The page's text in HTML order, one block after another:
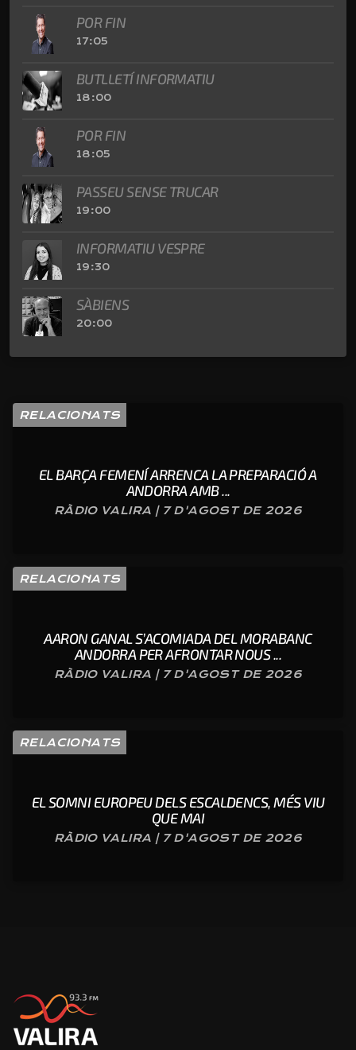
POR FIN
17:05
BUTLLETÍ INFORMATIU
18:00
POR FIN
18:05
PASSEU SENSE TRUCAR
19:00
INFORMATIU VESPRE
19:30
SÀBIENS
20:00
RELACIONATS
EL BARÇA FEMENÍ ARRENCA LA PREPARACIÓ A
ANDORRA AMB ...
RÀDIO VALIRA | 7 D'AGOST DE 2026
RELACIONATS
AARON GANAL S’ACOMIADA DEL MORABANC
ANDORRA PER AFRONTAR NOUS ...
RÀDIO VALIRA | 7 D'AGOST DE 2026
RELACIONATS
EL SOMNI EUROPEU DELS ESCALDENCS, MÉS VIU
QUE MAI
RÀDIO VALIRA | 7 D'AGOST DE 2026